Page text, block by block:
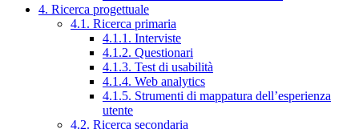
4. Ricerca progettuale
4.1. Ricerca primaria
4.1.1. Interviste
4.1.2. Questionari
4.1.3. Test di usabilità
4.1.4. Web analytics
4.1.5. Strumenti di mappatura dell’esperienza
utente
4.2. Ricerca secondaria